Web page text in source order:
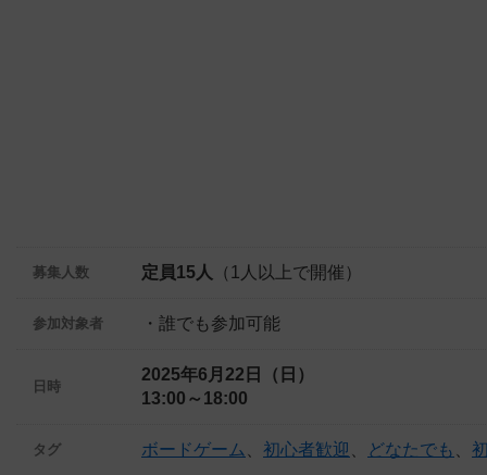
募集人数 定員15人 （1人以上で開催）
参加対象者 ・誰でも参加可能
日時
2025年6月22日（日）
13:00～18:00
タグ ボードゲーム 初心者歓迎 どなたでも